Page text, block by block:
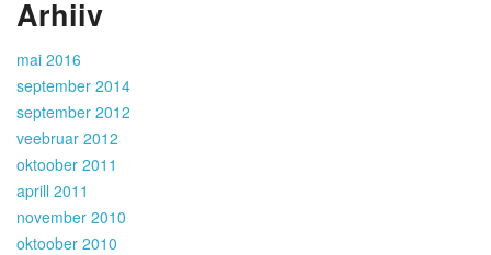
Arhiiv
mai 2016
september 2014
september 2012
veebruar 2012
oktoober 2011
aprill 2011
november 2010
oktoober 2010